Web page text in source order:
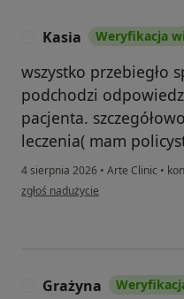
Kasia Weryfikacja
wszystko przebiegło
podchodzi
pacjenta.
leczenia( mam
4 sierpnia 2026 • Arte Clinic •
w opinii użytkownika Kasia
zgłoś nadużycie
Grażyna